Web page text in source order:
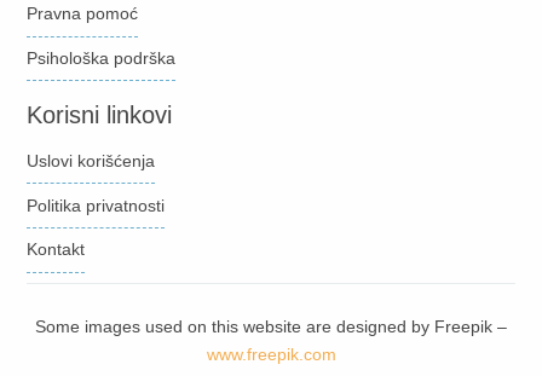
Pravna pomoć
Psihološka podrška
Korisni linkovi
Uslovi korišćenja
Politika privatnosti
Kontakt
Some images used on this website are designed by Freepik –
www.freepik.com